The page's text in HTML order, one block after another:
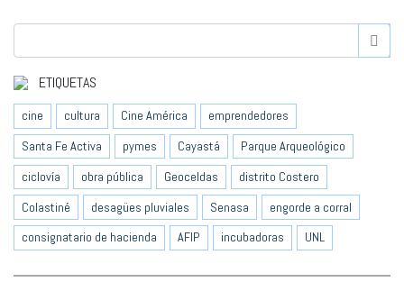
ETIQUETAS
cine cultura Cine América
emprendedores
Santa Fe Activa
pymes Cayastá
Parque Arqueológico
ciclovía
obra pública Geoceldas
distrito Costero
Colastiné
desagües pluviales Senasa
engorde a corral
consignatario de hacienda
AFIP incubadoras UNL